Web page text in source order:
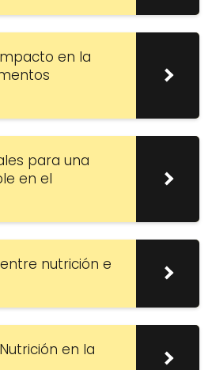
en la
para una
en el
nutrición e
en la